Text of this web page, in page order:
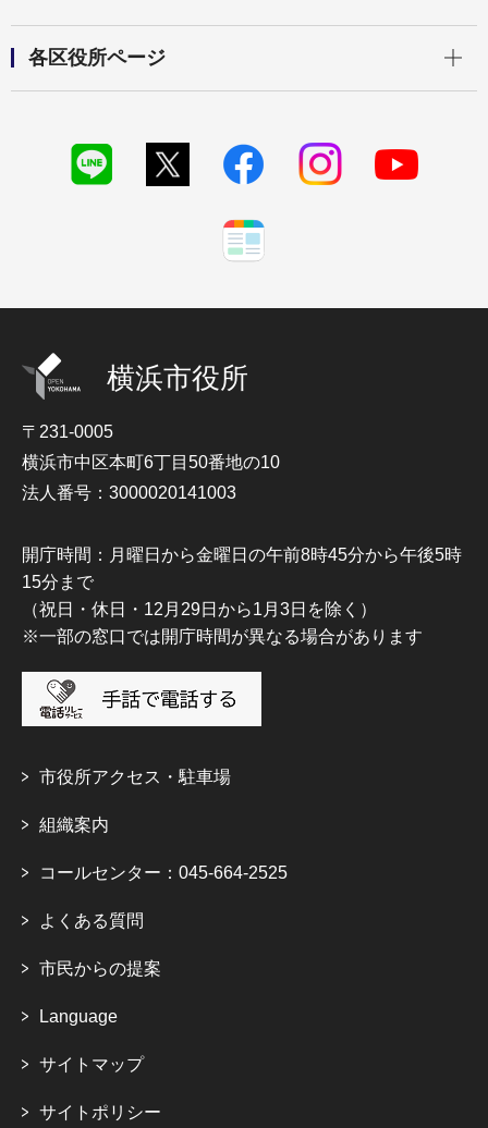
各区役所ページ
横浜市役所
〒231-0005
横浜市中区本町6丁目50番地の10
法人番号：3000020141003
開庁時間：月曜日から金曜日の午前8時45分から午後5時
15分まで
（祝日・休日・12月29日から1月3日を除く）
※一部の窓口では開庁時間が異なる場合があります
市役所アクセス・駐車場
組織案内
コールセンター：045-664-2525
よくある質問
市民からの提案
Language
サイトマップ
サイトポリシー